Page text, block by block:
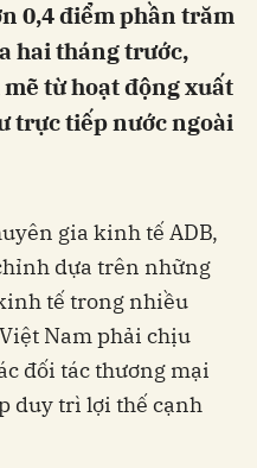
0,4 điểm phần trăm
hai tháng trước,
từ hoạt động xuất
trực tiếp nước ngoài
gia kinh tế ADB,
dựa trên những
tế trong nhiều
Nam phải chịu
đối tác thương mại
duy trì lợi thế cạnh